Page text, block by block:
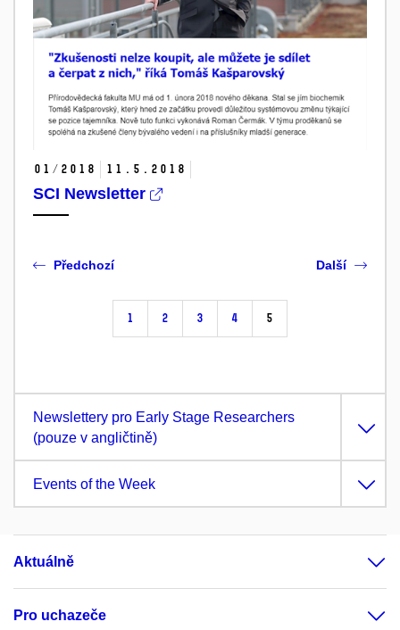
01/2018 11. 5. 2018
SCI Newsletter
Předchozí
1 2 3 4 5
Další
Newslettery pro Early Stage Researchers
(pouze v angličtině)
Events of the Week
Aktuálně
Pro uchazeče